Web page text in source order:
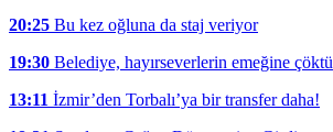
20:25 Bu kez oğluna da staj veriyor
19:30 Belediye, hayırseverlerin emeğine çöktü
13:11 İzmir’den Torbalı’ya bir transfer daha!